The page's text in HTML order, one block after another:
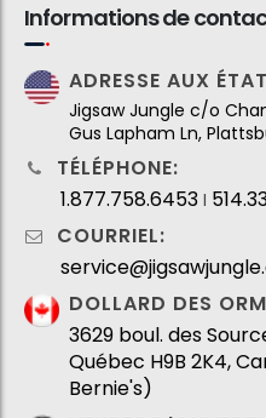
Informations de
ADRESSE AUX
Jigsaw Jungle c/o
Gus Lapham Ln,
TÉLÉPHONE:
1.877.758.6453 I
COURRIEL:
DOLLARD DES
3629 boul. des
Québec H9B 2K4,
Bernie's)